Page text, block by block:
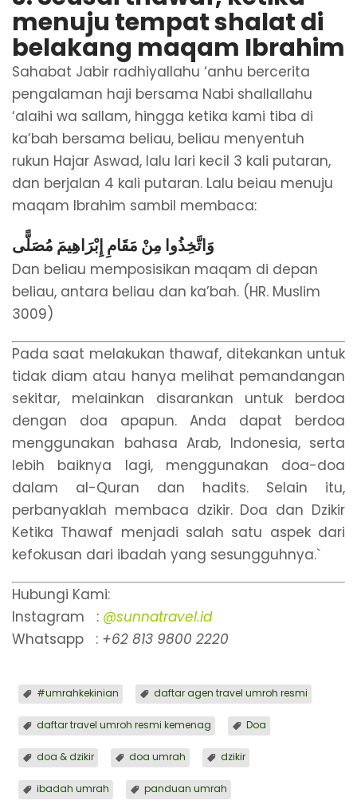
menuju tempat shalat di
belakang maqam Ibrahim
Sahabat Jabir radhiyallahu ‘anhu bercerita
pengalaman haji bersama Nabi shallallahu
‘alaihi wa sallam, hingga ketika kami tiba di
ka’bah bersama beliau, beliau menyentuh
rukun Hajar Aswad, lalu lari kecil 3 kali putaran,
dan berjalan 4 kali putaran. Lalu beiau menuju
maqam Ibrahim sambil membaca:
وَاتَّخِذُوا مِنْ مَقَامِ إِبْرَاهِيمَ مُصَلًّى
Dan beliau memposisikan maqam di depan
beliau, antara beliau dan ka’bah. (HR. Muslim
3009)
Pada saat melakukan thawaf, ditekankan untuk
tidak diam atau hanya melihat pemandangan
sekitar, melainkan disarankan untuk berdoa
dengan doa apapun. Anda dapat berdoa
menggunakan bahasa Arab, Indonesia, serta
lebih baiknya lagi, menggunakan doa-doa
dalam al-Quran dan hadits. Selain itu,
perbanyaklah membaca dzikir. Doa dan Dzikir
Ketika Thawaf menjadi salah satu aspek dari
kefokusan dari ibadah yang sesungguhnya.`
Hubungi Kami:
Instagram : @sunnatravel.id
Whatsapp : +62 813 9800 2220
#umrahkekinian ⁠daftar agen travel umroh resmi
daftar travel umroh resmi kemenag Doa
doa & dzikir doa umrah dzikir
ibadah umrah panduan umrah